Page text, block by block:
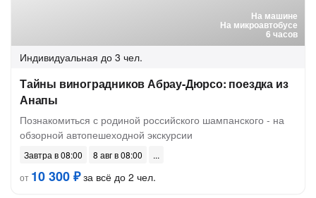
На машине
На микроавтобусе
6 часов
Индивидуальная до 3 чел.
Тайны виноградников Абрау-Дюрсо: поездка из
Анапы
Познакомиться с родиной российского шампанского - на
обзорной автопешеходной экскурсии
Завтра в 08:00
8 авг в 08:00
от 10 300 ₽за всё до 2 чел.